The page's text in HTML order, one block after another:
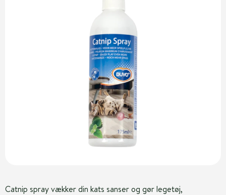
Catnip spray vækker din kats sanser og gør legetøj,